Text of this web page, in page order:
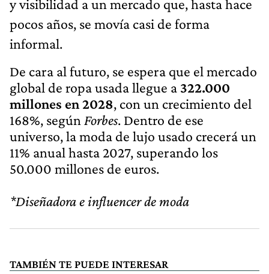
y visibilidad a un mercado que, hasta hace
pocos años, se movía casi de forma
informal.
De cara al futuro, se espera que el mercado
global de ropa usada llegue a 322.000
millones en 2028, con un crecimiento del
168%, según Forbes. Dentro de ese
universo, la moda de lujo usado crecerá un
11% anual hasta 2027, superando los
50.000 millones de euros.
*Diseñadora e influencer de moda
TAMBIÉN TE PUEDE INTERESAR